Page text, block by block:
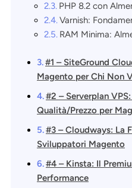
PHP 8.2 con
Varnish:
RAM Minima:
#1 – SiteGround
Magento per Chi Non
#2 – Serverplan
Qualità/Prezzo per
#3 – Cloudways: La
Sviluppatori Magento
#4 – Kinsta: Il
Performance